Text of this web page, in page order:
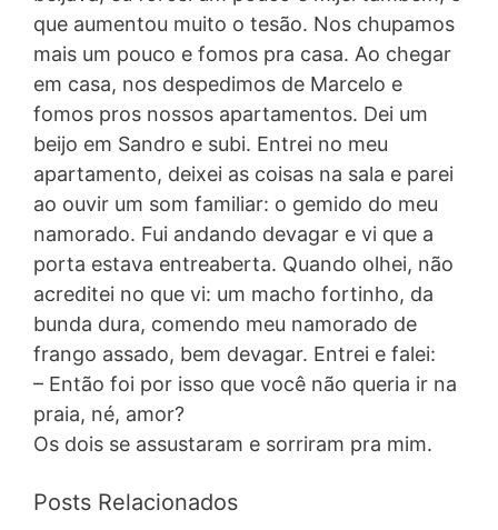
que aumentou muito o tesão. Nos chupamos
mais um pouco e fomos pra casa. Ao chegar
em casa, nos despedimos de Marcelo e
fomos pros nossos apartamentos. Dei um
beijo em Sandro e subi. Entrei no meu
apartamento, deixei as coisas na sala e parei
ao ouvir um som familiar: o gemido do meu
namorado. Fui andando devagar e vi que a
porta estava entreaberta. Quando olhei, não
acreditei no que vi: um macho fortinho, da
bunda dura, comendo meu namorado de
frango assado, bem devagar. Entrei e falei:
– Então foi por isso que você não queria ir na
praia, né, amor?
Os dois se assustaram e sorriram pra mim.
Posts Relacionados